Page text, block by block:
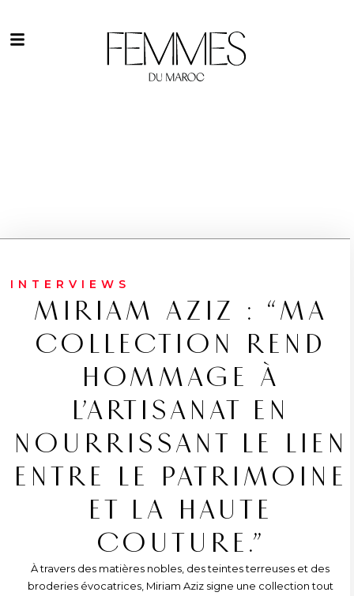
INTERVIEWS
MIRIAM AZIZ : “MA
COLLECTION REND
HOMMAGE À
L’ARTISANAT EN
NOURRISSANT LE LIEN
ENTRE LE PATRIMOINE
ET LA HAUTE
COUTURE.”
À travers des matières nobles, des teintes terreuses et des
broderies évocatrices, Miriam Aziz signe une collection tout